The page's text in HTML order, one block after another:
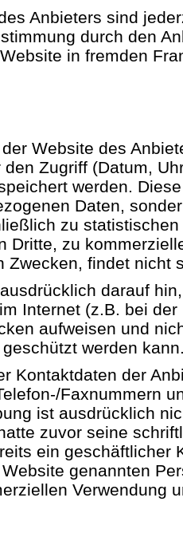
Anbieters sind
durch den
in fremden
Website des
Zugriff (Datum,
werden.
Daten,
zu
Dritte, zu
Zwecken, findet nicht
darauf
Internet (z.B. bei
aufweisen und
werden
Kontaktdaten der
Faxnummern
ist ausdrücklich
zuvor seine
ein geschäftlicher
genannten
Verwendung